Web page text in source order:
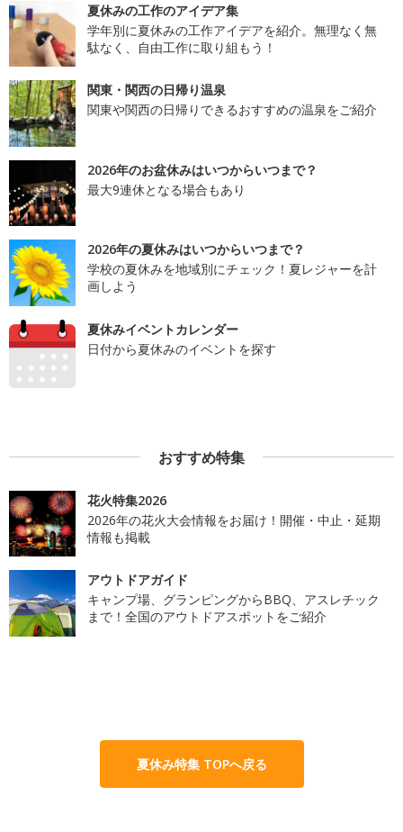
夏休みの工作のアイデア集
学年別に夏休みの工作アイデアを紹介。無理なく無
駄なく、自由工作に取り組もう！
関東・関西の日帰り温泉
関東や関西の日帰りできるおすすめの温泉をご紹介
2026年のお盆休みはいつからいつまで？
最大9連休となる場合もあり
2026年の夏休みはいつからいつまで？
学校の夏休みを地域別にチェック！夏レジャーを計
画しよう
夏休みイベントカレンダー
日付から夏休みのイベントを探す
おすすめ特集
花火特集2026
2026年の花火大会情報をお届け！開催・中止・延期
情報も掲載
アウトドアガイド
キャンプ場、グランピングからBBQ、アスレチック
まで！全国のアウトドアスポットをご紹介
夏休み特集 TOPへ戻る